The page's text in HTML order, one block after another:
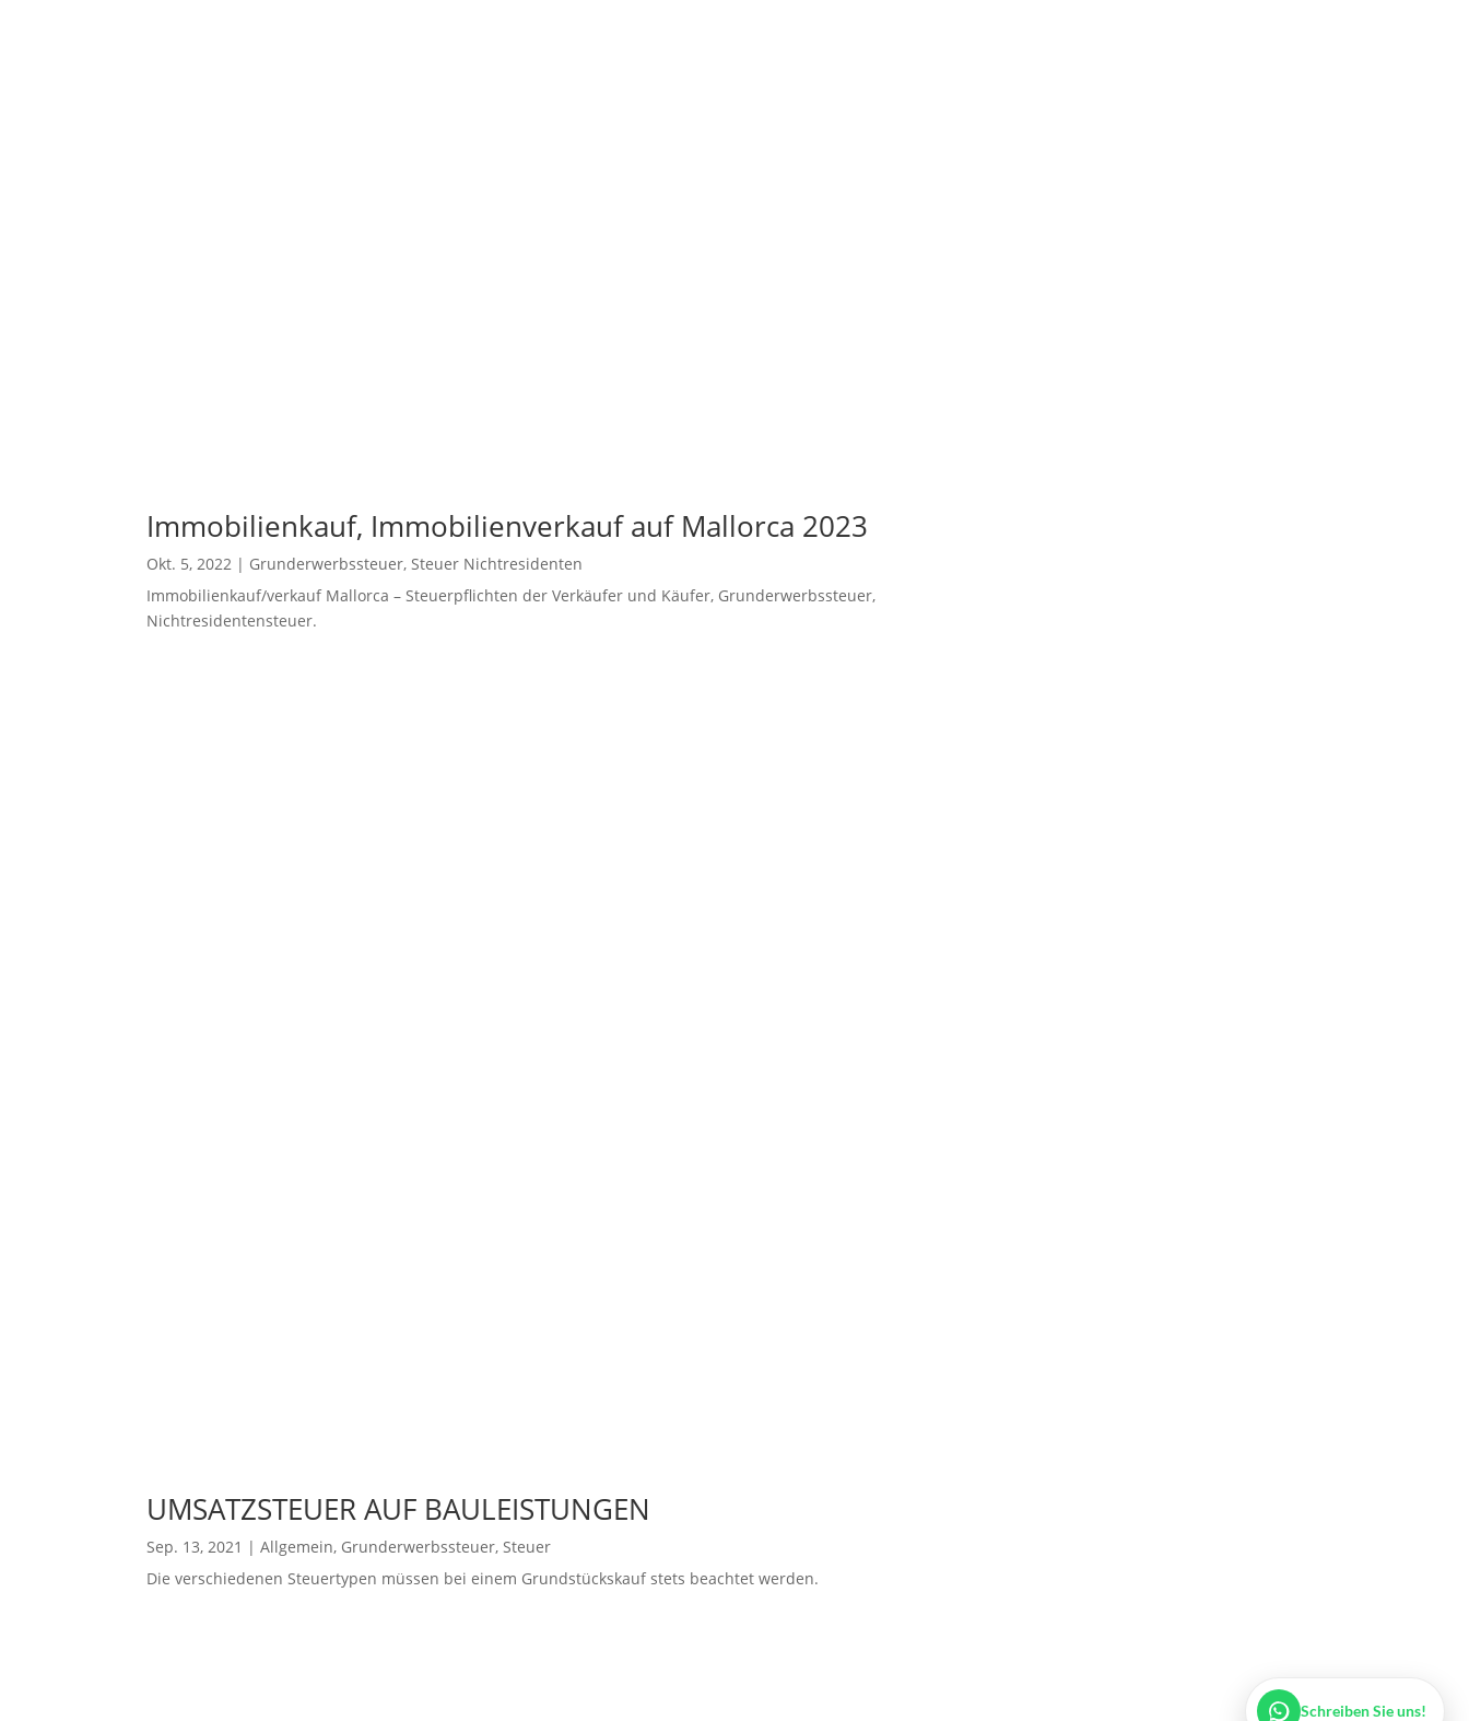
Immobilienkauf, Immobilienverkauf auf Mallorca 2023
Okt. 5, 2022 | Grunderwerbssteuer,Steuer Nichtresidenten
Immobilienkauf/verkauf Mallorca – Steuerpflichten der Verkäufer und Käufer, Grunderwerbssteuer,
Nichtresidentensteuer.
UMSATZSTEUER AUF BAULEISTUNGEN
Sep. 13, 2021 |Allgemein, Grunderwerbssteuer, Steuer
Die verschiedenen Steuertypen müssen bei einem Grundstückskauf stets beachtet werden.
Schreiben Sie uns!